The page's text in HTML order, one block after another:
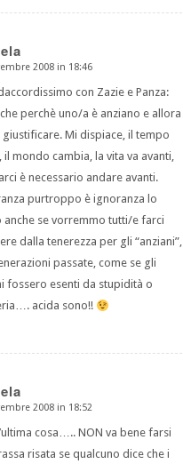
2008 in 18:46
con Zazie e Panza:
perchè uno/a è anziano e allora
giustificare. Mi dispiace, il tempo
il mondo cambia, la vita va avanti,
è necessario andare avanti.
purtroppo è ignoranza lo
anche se vorremmo tutti/e farci
dalla tenerezza per gli “anziani”,
passate, come se gli
fossero esenti da stupidità o
acida sono!!
2008 in 18:52
cosa….. NON va bene farsi
risata se qualcuno dice che i